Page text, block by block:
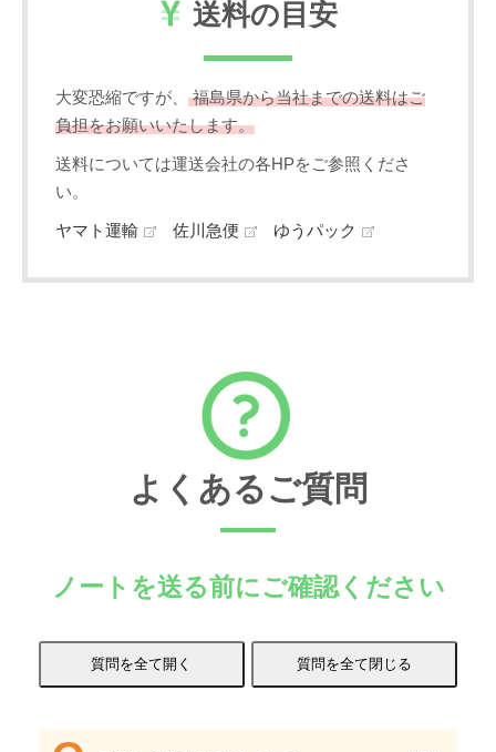
送料の目安
大変恐縮ですが、 福島県から当社までの送料はご
負担をお願いいたします。
送料については運送会社の各HPをご参照くださ
い。
ヤマト運輸 佐川急便 ゆうパック
よくあるご質問
ノートを送る前にご確認ください